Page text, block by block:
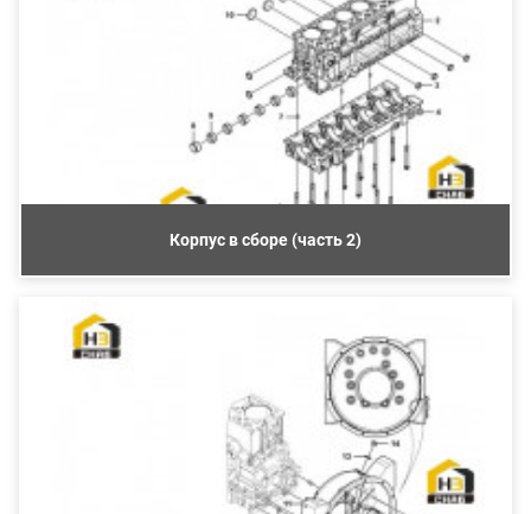
Корпус в сборе (часть 2)